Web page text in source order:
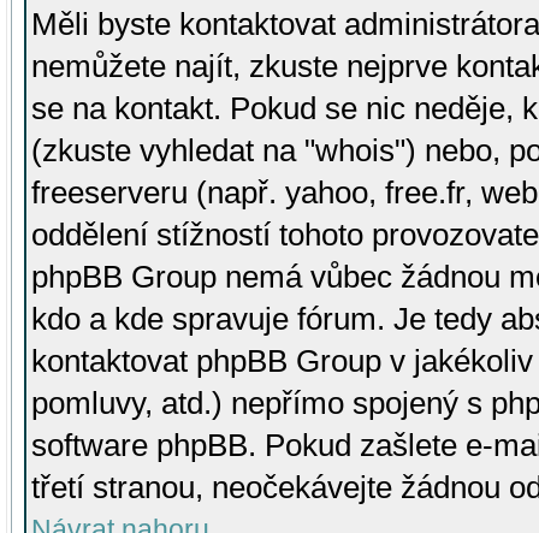
Měli byste kontaktovat
nemůžete najít, zkuste nejprve
se na kontakt. Pokud se nic neděje,
(zkuste vyhledat na "whois") nebo,
freeserveru (např. yahoo, free.fr,
oddělení stížností tohoto
phpBB Group nemá vůbec žádnou
kdo a kde spravuje fórum. Je tedy
kontaktovat phpBB Group v
pomluvy, atd.) nepřímo spojený s
software phpBB. Pokud zašlete e-
třetí stranou, neočekávejte žádnou